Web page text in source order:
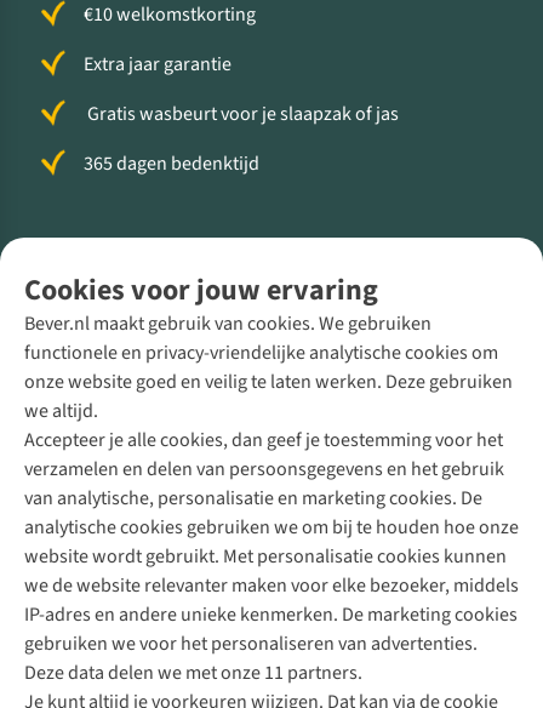
Cookies voor jouw ervaring
Bever.nl maakt gebruik van cookies. We gebruiken
functionele en privacy-vriendelijke analytische cookies om
onze website goed en veilig te laten werken. Deze gebruiken
we altijd.
Accepteer je alle cookies, dan geef je toestemming voor het
verzamelen en delen van persoonsgegevens en het gebruik
van analytische, personalisatie en marketing cookies. De
analytische cookies gebruiken we om bij te houden hoe onze
website wordt gebruikt. Met personalisatie cookies kunnen
we de website relevanter maken voor elke bezoeker, middels
IP-adres en andere unieke kenmerken. De marketing cookies
gebruiken we voor het personaliseren van advertenties.
Deze data delen we met onze 11 partners.
Je kunt altijd je voorkeuren wijzigen. Dat kan via de cookie
€10 welkomstkorting
Extra jaar garantie
Gratis wasbeurt voor je slaapzak of jas
365 dagen bedenktijd
Direct advies van een Buitenexpert
+31 (0)85 888 50 88
+31 6 12 28 49 80
Contactformulier